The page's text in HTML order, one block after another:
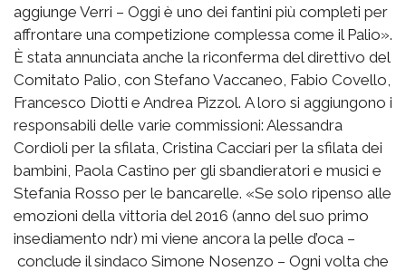
aggiunge Verri – Oggi è uno dei fantini più completi per
affrontare una competizione complessa come il Palio».
È stata annunciata anche la riconferma del direttivo del
Comitato Palio, con Stefano Vaccaneo, Fabio Covello,
Francesco Diotti e Andrea Pizzol. A loro si aggiungono i
responsabili delle varie commissioni: Alessandra
Cordioli per la sfilata, Cristina Cacciari per la sfilata dei
bambini, Paola Castino per gli sbandieratori e musici e
Stefania Rosso per le bancarelle. «Se solo ripenso alle
emozioni della vittoria del 2016 (anno del suo primo
insediamento ndr) mi viene ancora la pelle d’oca –
conclude il sindaco Simone Nosenzo – Ogni volta che